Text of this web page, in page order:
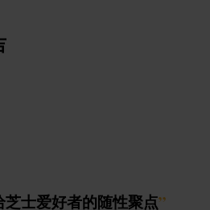
士爱好者的随性聚点”